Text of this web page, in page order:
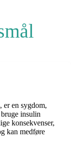
er en sygdom,
insulin
konsekvenser,
kan medføre